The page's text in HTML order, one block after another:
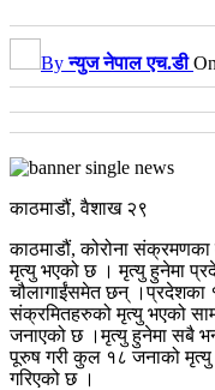
Byन्युज नेपाल एच.डी On
काठमाडौं, वैशाख २९
काठमाडौं, कोरोना
मृत्यु भएको छ । मृत्यु हुनेमा
चौलागाईंसमेत छन् ।प्रदेशका
संक्रमितहरुको मृत्यु भएको
जनाएको छ ।मृत्यु हुनेमा सबै
पूरुष गरी कुल १८ जनाको
गरिएको छ ।